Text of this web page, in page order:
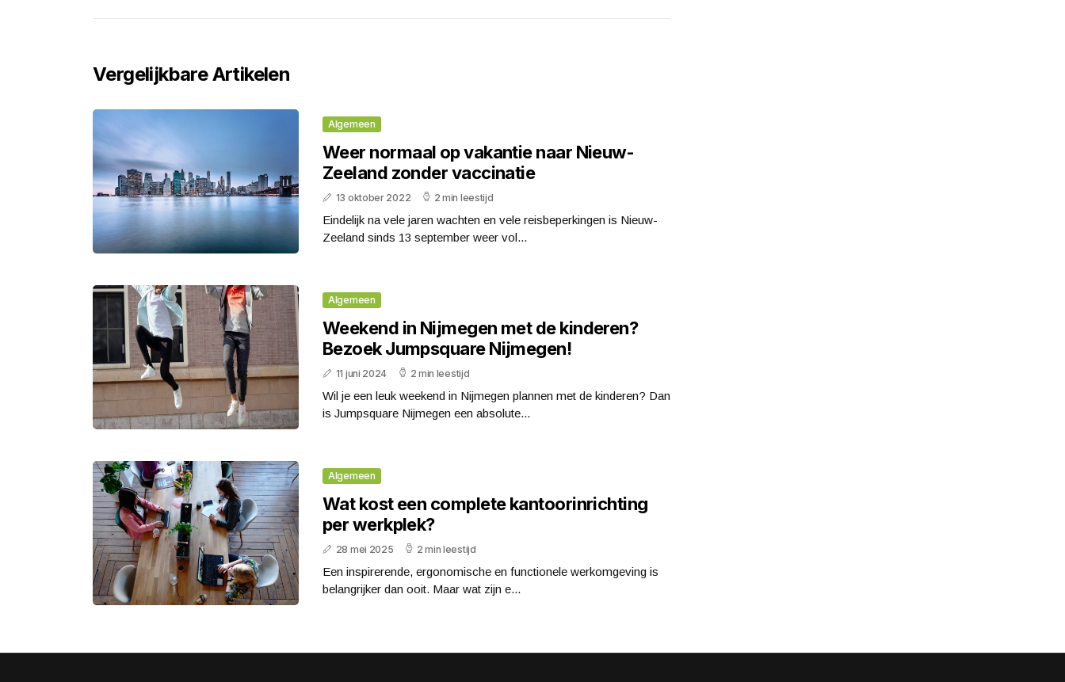
Vergelijkbare Artikelen
Algemeen
Weer normaal op vakantie naar Nieuw-
Zeeland zonder vaccinatie
13 oktober 2022 2 min leestijd
Eindelijk na vele jaren wachten en vele reisbeperkingen is Nieuw-
Zeeland sinds 13 september weer vol...
Algemeen
Weekend in Nijmegen met de kinderen?
Bezoek Jumpsquare Nijmegen!
11 juni 2024 2 min leestijd
Wil je een leuk weekend in Nijmegen plannen met de kinderen? Dan
is Jumpsquare Nijmegen een absolute...
Algemeen
Wat kost een complete kantoorinrichting
per werkplek?
28 mei 2025 2 min leestijd
Een inspirerende, ergonomische en functionele werkomgeving is
belangrijker dan ooit. Maar wat zijn e...